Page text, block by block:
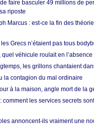
faire basculer 49 millions de
riposte
Marcus : est-ce la fin des
Grecs n’étaient pas tous
quel véhicule roulait en
les grillons chantaient
la contagion du mal ordinaire
à la maison, angle mort de la
comment les services secrets
annoncent-ils vraiment une